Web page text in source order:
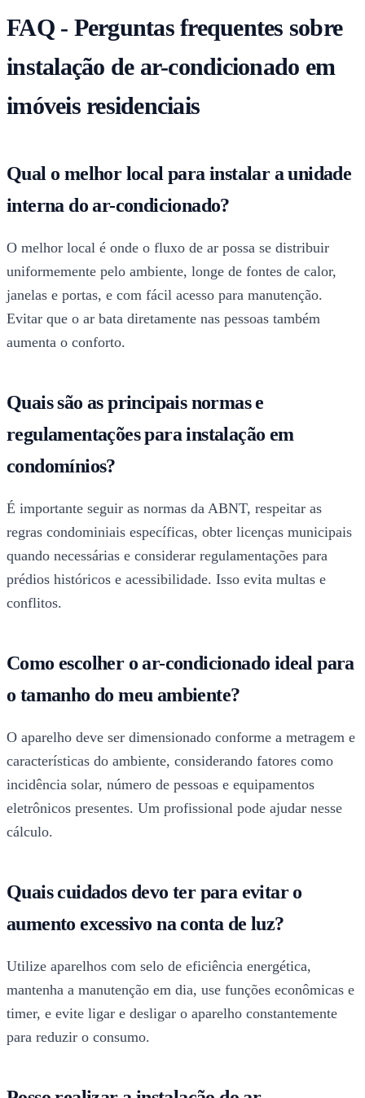
FAQ - Perguntas frequentes sobre
instalação de ar-condicionado em
imóveis residenciais
Qual o melhor local para instalar a unidade
interna do ar-condicionado?
O melhor local é onde o fluxo de ar possa se distribuir
uniformemente pelo ambiente, longe de fontes de calor,
janelas e portas, e com fácil acesso para manutenção.
Evitar que o ar bata diretamente nas pessoas também
aumenta o conforto.
Quais são as principais normas e
regulamentações para instalação em
condomínios?
É importante seguir as normas da ABNT, respeitar as
regras condominiais específicas, obter licenças municipais
quando necessárias e considerar regulamentações para
prédios históricos e acessibilidade. Isso evita multas e
conflitos.
Como escolher o ar-condicionado ideal para
o tamanho do meu ambiente?
O aparelho deve ser dimensionado conforme a metragem e
características do ambiente, considerando fatores como
incidência solar, número de pessoas e equipamentos
eletrônicos presentes. Um profissional pode ajudar nesse
cálculo.
Quais cuidados devo ter para evitar o
aumento excessivo na conta de luz?
Utilize aparelhos com selo de eficiência energética,
mantenha a manutenção em dia, use funções econômicas e
timer, e evite ligar e desligar o aparelho constantemente
para reduzir o consumo.